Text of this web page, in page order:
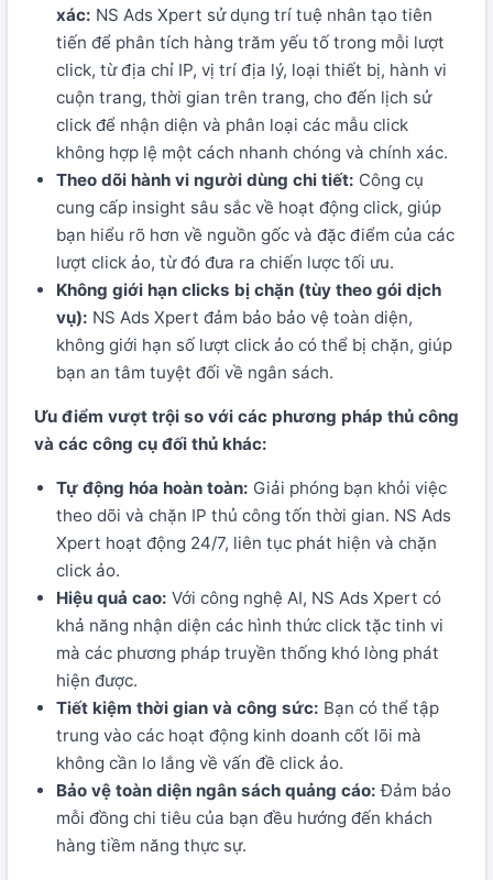
xác: NS Ads Xpert sử dụng trí tuệ nhân tạo tiên
tiến để phân tích hàng trăm yếu tố trong mỗi lượt
click, từ địa chỉ IP, vị trí địa lý, loại thiết bị, hành vi
cuộn trang, thời gian trên trang, cho đến lịch sử
click để nhận diện và phân loại các mẫu click
không hợp lệ một cách nhanh chóng và chính xác.
Theo dõi hành vi người dùng chi tiết: Công cụ
cung cấp insight sâu sắc về hoạt động click, giúp
bạn hiểu rõ hơn về nguồn gốc và đặc điểm của các
lượt click ảo, từ đó đưa ra chiến lược tối ưu.
Không giới hạn clicks bị chặn (tùy theo gói dịch
vụ): NS Ads Xpert đảm bảo bảo vệ toàn diện,
không giới hạn số lượt click ảo có thể bị chặn, giúp
bạn an tâm tuyệt đối về ngân sách.
Ưu điểm vượt trội so với các phương pháp thủ công
và các công cụ đối thủ khác:
Tự động hóa hoàn toàn: Giải phóng bạn khỏi việc
theo dõi và chặn IP thủ công tốn thời gian. NS Ads
Xpert hoạt động 24/7, liên tục phát hiện và chặn
click ảo.
Hiệu quả cao: Với công nghệ AI, NS Ads Xpert có
khả năng nhận diện các hình thức click tặc tinh vi
mà các phương pháp truyền thống khó lòng phát
hiện được.
Tiết kiệm thời gian và công sức: Bạn có thể tập
trung vào các hoạt động kinh doanh cốt lõi mà
không cần lo lắng về vấn đề click ảo.
Bảo vệ toàn diện ngân sách quảng cáo: Đảm bảo
mỗi đồng chi tiêu của bạn đều hướng đến khách
hàng tiềm năng thực sự.